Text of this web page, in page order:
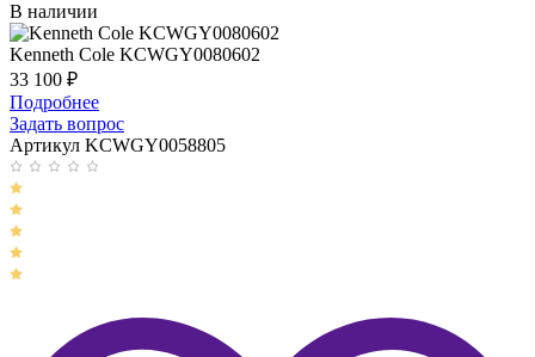
В наличии
Kenneth Cole KCWGY0080602
33 100 ₽
Подробнее
Задать вопрос
Артикул KCWGY0058805